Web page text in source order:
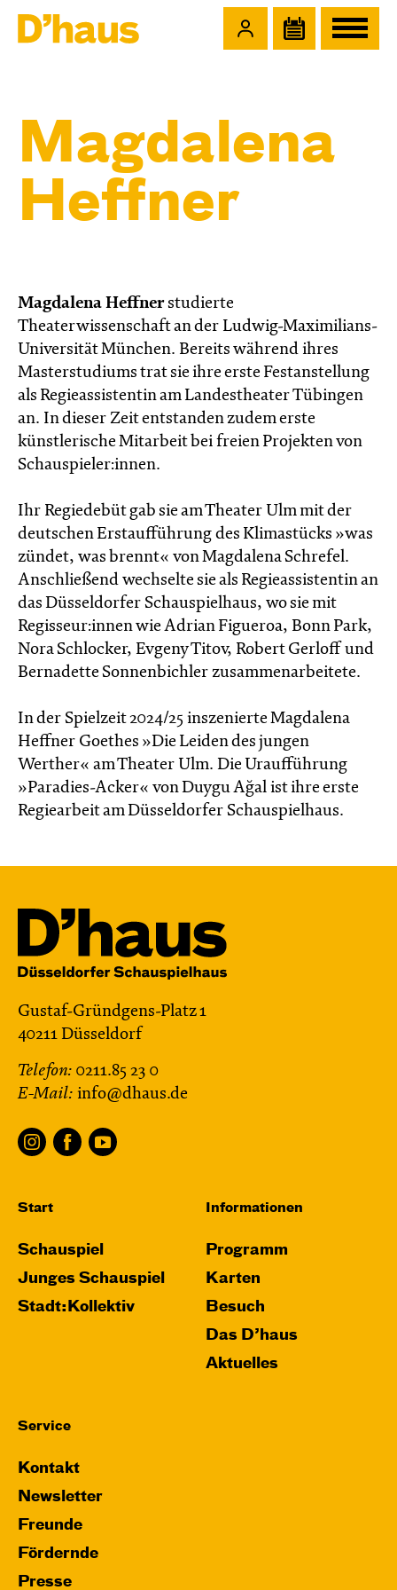
Magdalena
Heffner
Magdalena Heffnerstudierte
Theaterwissenschaft an der Ludwig-Maximilians-
Universität München. Bereits während ihres
Masterstudiums trat sie ihre erste Festanstellung
als Regieassistentin am Landestheater Tübingen
an. In dieser Zeit entstanden zudem erste
künstlerische Mitarbeit bei freien Projekten von
Schauspieler:innen.
Ihr Regiedebüt gab sie am Theater Ulm mit der
deutschen Erstaufführung des Klimastücks »was
zündet, was brennt« von Magdalena Schrefel.
Anschließend wechselte sie als Regieassistentin an
das Düsseldorfer Schauspielhaus, wo sie mit
Regisseur:innen wie Adrian Figueroa, Bonn Park,
Nora Schlocker, Evgeny Titov, Robert Gerloff und
Bernadette Sonnenbichler zusammenarbeitete.
In der Spielzeit 2024/25 inszenierte Magdalena
Heffner Goethes »Die Leiden des jungen
Werther« am Theater Ulm. Die Uraufführung
»Paradies-Acker« von Duygu Ağal ist ihre erste
Regiearbeit am Düsseldorfer Schauspielhaus.
Gustaf-Gründgens-Platz 1
40211 Düsseldorf
Telefon: 0211.85 23 0
E-Mail: info@dhaus.de
Start
Schauspiel
Junges Schauspiel
Stadt:Kollektiv
Informationen
Programm
Karten
Besuch
Das D’haus
Aktuelles
Service
Kontakt
Newsletter
Freunde
Fördernde
Presse